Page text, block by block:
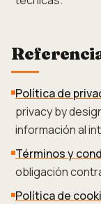
Política de
privacy by
información al
Términos y
obligación
Política de